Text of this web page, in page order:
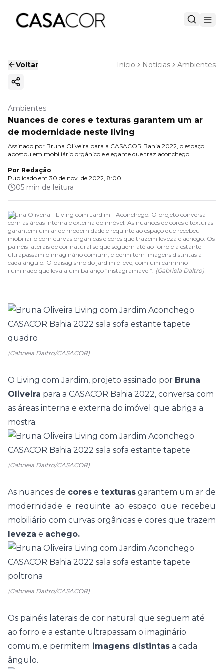
Voltar Início Notícias Ambientes
Copiar link
Ambientes
Nuances de cores e texturas garantem um ar
de modernidade neste living
Assinado por Bruna Oliveira para a CASACOR Bahia 2022, o espaço
apostou em mobiliário orgânico e elegante que traz aconchego
Por Redação
Publicado em 30 de nov. de 2022, 8:00
05 min de leitura
Bruna Oliveira - Living com Jardim - Aconchego. O projeto conversa
com as áreas interna e externa do imóvel. As nuances de cores e texturas
garantem um ar de modernidade e requinte ao espaço que recebeu
mobiliário com curvas orgânicas e cores que trazem leveza e achego. Os
painéis laterais de cor natural se que seguem até ao forro e a estante
ultrapassam o imaginário comum, e permitem imagens distintas a
cada ângulo. O paisagismo do jardim é leve, com um caminho
iluminado que leva a um balanço “instagramável”. (Gabriela Daltro)
(Gabriela Daltro/CASACOR)
O Living com Jardim, projeto assinado por Bruna
Oliveira para a CASACOR Bahia 2022, conversa com
as áreas interna e externa do imóvel que abriga a
mostra.
(Gabriela Daltro/CASACOR)
As nuances de cores e texturas garantem um ar de
modernidade e requinte ao espaço que recebeu
mobiliário com curvas orgânicas e cores que trazem
leveza e achego.
(Gabriela Daltro/CASACOR)
Os painéis laterais de cor natural que seguem até
ao forro e a estante ultrapassam o imaginário
comum, e permitem imagens distintas a cada
ângulo.